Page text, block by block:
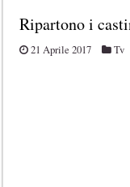
Ripartono i
21 Aprile 2017 Tv